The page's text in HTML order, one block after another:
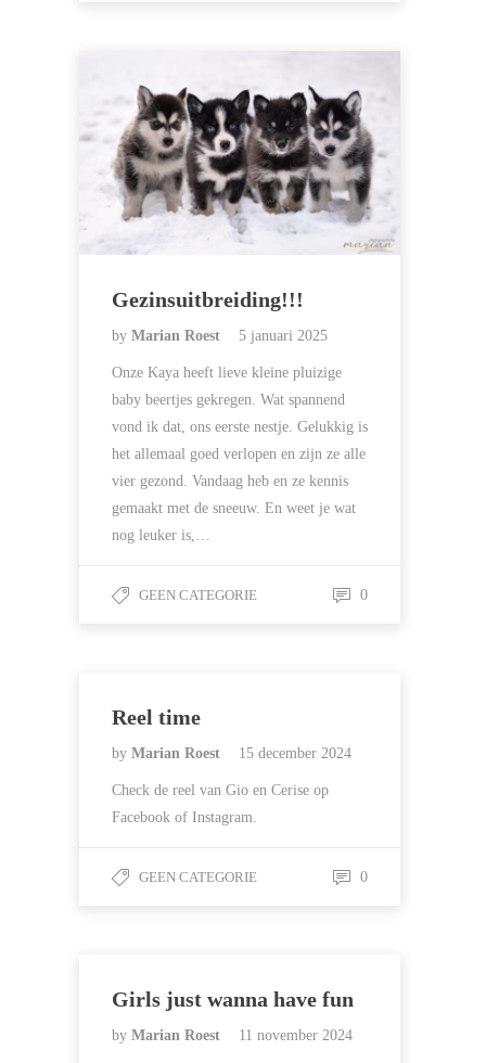
Gezinsuitbreiding!!!
by Marian Roest 5 januari 2025
Onze Kaya heeft lieve kleine pluizige
baby beertjes gekregen. Wat spannend
vond ik dat, ons eerste nestje. Gelukkig is
het allemaal goed verlopen en zijn ze alle
vier gezond. Vandaag heb en ze kennis
gemaakt met de sneeuw. En weet je wat
nog leuker is,…
GEEN CATEGORIE 0
Reel time
by Marian Roest 15 december 2024
Check de reel van Gio en Cerise op
Facebook of Instagram.
GEEN CATEGORIE 0
Girls just wanna have fun
by Marian Roest 11 november 2024